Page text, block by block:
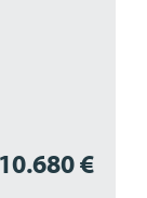
10.680 €